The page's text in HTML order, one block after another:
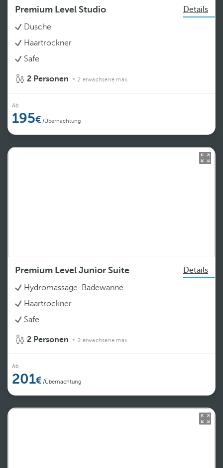
Premium Level Studio
Details
Dusche
Haartrockner
Safe
2 Personen 2 erwachsene max.
Ab
195 /Übernachtung
Premium Level Junior Suite
Details
Hydromassage-Badewanne
Haartrockner
Safe
2 Personen 2 erwachsene max.
Ab
201 /Übernachtung